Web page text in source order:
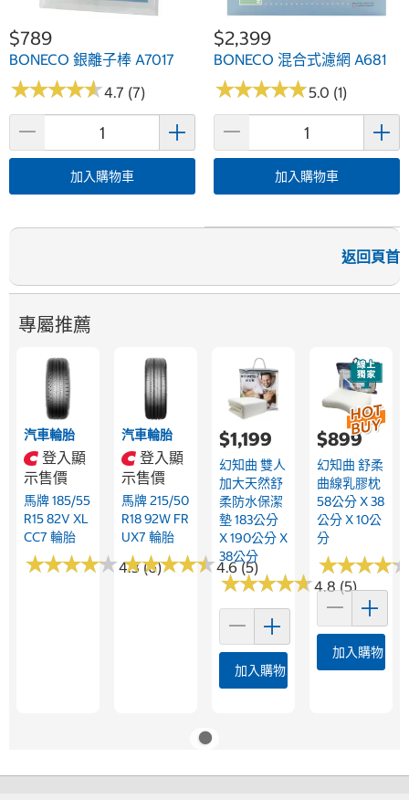
$789
BONECO 銀離子棒 A7017
★★★★★
★★★★★4.7 (7)
加入購物車
$2,399
BONECO 混合式濾網 A681
★★★★★
★★★★★5.0 (1)
加入購物車
返回頁首
專屬推薦
汽車輪胎
登入顯
示售價
馬牌 185/55
R15 82V XL
CC7 輪胎
★★★★★
★★★★★4.3 (6)
汽車輪胎
登入顯
示售價
馬牌 215/50
R18 92W FR
UX7 輪胎
★★★★★
★★★★★4.6 (5)
$1,199
幻知曲 雙人
加大天然舒
柔防水保潔
墊 183公分
X 190公分 X
38公分
★★★★★
★★★★★4.8 (5)
加入購物車
$899
幻知曲 舒柔
曲線乳膠枕
58公分 X 38
公分 X 10公
分
★★★★
★★★★
加入購物車